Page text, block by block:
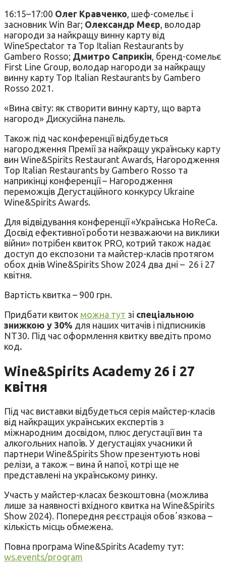
16:15–17:00 Олег Кравченко, шеф-сомельє і
засновник Win Bar; Олександр Меєр, володар
нагороди за найкращу винну карту від
WineSpectator та Top Italian Restaurants by
Gambero Rosso; Дмитро Саприкін, бренд-сомельє
First Line Group, володар нагороди за найкращу
винну карту Top Italian Restaurants by Gambero
Rosso 2021.
«Вина світу: як створити винну карту, що варта
нагород» Дискусійна панель.
Також під час конференції відбудеться
нагородження Премії за найкращу українську карту
вин Wine&Spirits Restaurant Awards, Нагородження
Top Italian Restaurants by Gambero Rosso та
наприкінці конференції – Нагородження
переможців Дегустаційного конкурсу Ukraine
Wine&Spirits Awards.
Для відвідування конференції «Українська HoReCa.
Досвід ефективної роботи незважаючи на виклики
війни» потрібен квиток PRO, котрий також надає
доступ до експозони та майстер-класів протягом
обох днів Wine&Spirits Show 2024 два дні – 26 і 27
квітня.
Вартість квитка – 900 грн.
Придбати квиток можна тут зі спеціальною
знижкою у 30% для наших читачів і підписників
NT30. Під час оформлення квитку введіть промо
код.
Wine&Spirits Academy 26 і 27
квітня
Під час виставки відбудеться серія майстер-класів
від найкращих українських експертів з
міжнародним досвідом, плюс дегустації вин та
алкогольних напоїв. У дегустаціях учасники й
партнери Wine&Spirits Show презентують нові
релізи, а також – вина й напої, котрі ще не
представлені на українському ринку.
Участь у майстер-класах безкоштовна (можлива
лише за наявності вхідного квитка на Wine&Spirits
Show 2024). Попередня реєстрація обовʼязкова –
кількість місць обмежена.
Повна програма Wine&Spirits Academy тут:
ws.events/program